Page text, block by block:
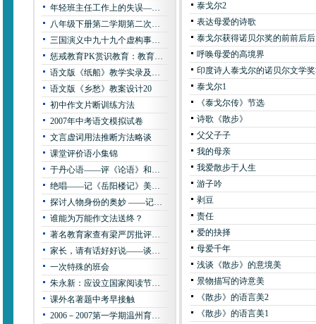
年轻班主任工作上的失误—…
八年级下册第二学期第二次…
三国演义中九十九个虚构事…
惩戒教育PK赏识教育：教育…
语文版《纸船》教学实录及…
语文版《乡愁》教案设计20
初中作文片断训练方法
2007年中考语文模拟试卷
文言虚词用法推断方法略谈
课堂评价语小集锦
于丹心语——评《论语》和…
绝唱——记《岳阳楼记》美…
探讨人物身份的奥妙 ——记…
谁能为万能作文法送终？
著名教育家查有梁严厉批评…
家长，请有话好好说——谈…
一次特殊的班会
朱永新：应设立国家阅读节…
课外名著题中考早接触
2006－2007第一学期温州育…
泰戈尔2
表达母爱的诗歌
泰戈尔获得诺贝尔奖的前前后后
呼唤母爱的高境界
印度诗人泰戈尔的诺贝尔文学
泰戈尔1
《泰戈尔传》节选
诗歌《散步》
父父子子
我的母亲
我爱散步于人生
游子吟
剥豆
责任
爱的抉择
母爱千年
浅谈《散步》的意境美
景物描写的诗意美
《散步》的语言美2
《散步》的语言美1